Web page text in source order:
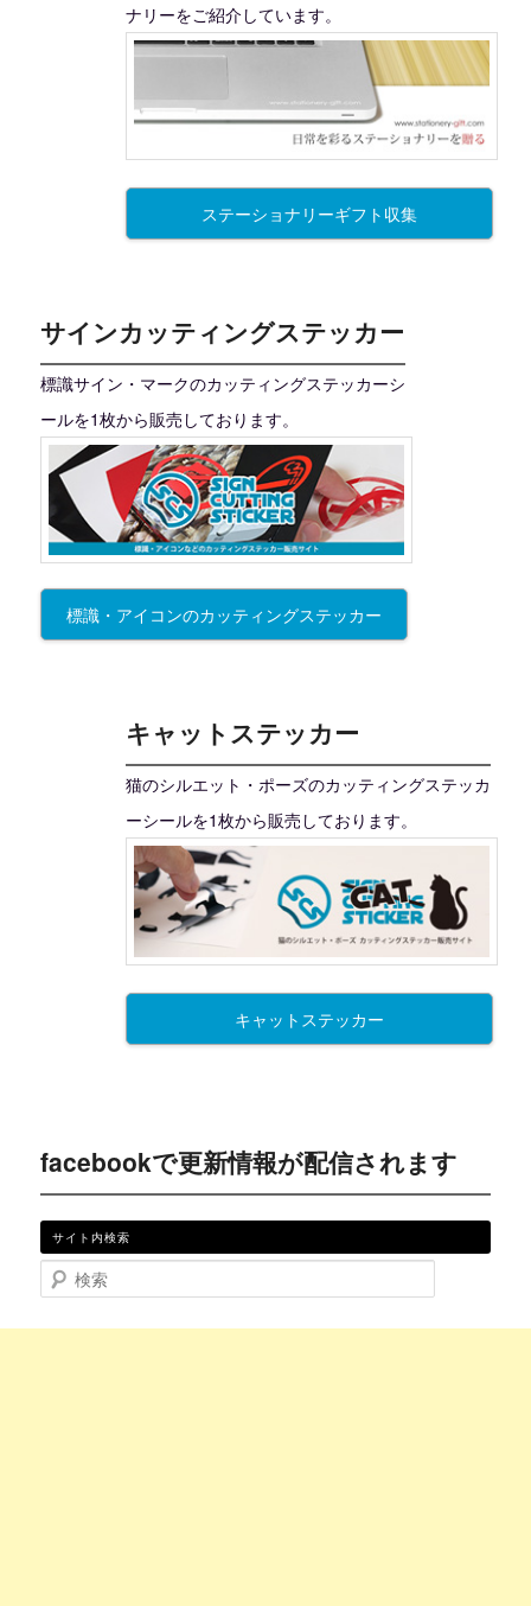
ナリーをご紹介しています。
ステーショナリーギフト収集
サインカッティングステッカー
標識サイン・マークのカッティングステッカーシ
ールを1枚から販売しております。
標識・アイコンのカッティングステッカー
キャットステッカー
猫のシルエット・ポーズのカッティングステッカ
ーシールを1枚から販売しております。
キャットステッカー
facebookで更新情報が配信されます
サイト内検索
検索